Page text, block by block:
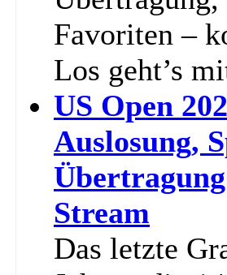
Favoriten –
Los geht’s
US Open
Auslosung,
Stream
Das letzte